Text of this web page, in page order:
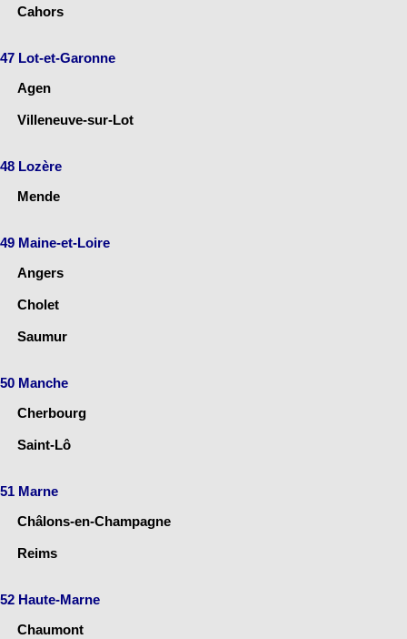
Cahors
47 Lot-et-Garonne
Agen
Villeneuve-sur-Lot
48 Lozère
Mende
49 Maine-et-Loire
Angers
Cholet
Saumur
50 Manche
Cherbourg
Saint-Lô
51 Marne
Châlons-en-Champagne
Reims
52 Haute-Marne
Chaumont